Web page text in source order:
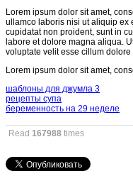
Lorem ipsum dolor sit amet,
ullamco laboris nisi ut aliquip ex
cupidatat non proident, sunt in
labore et dolore magna aliqua.
voluptate velit esse cillum
Lorem ipsum dolor sit amet,
шаблоны для джумла 3
рецепты супа
беременность на 29 неделе
Read 167988 times